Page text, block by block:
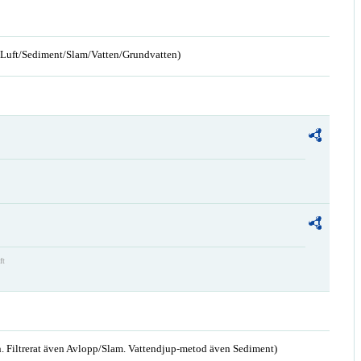
Sediment/Slam/Vatten/Grundvatten)
Filtrerat även Avlopp/Slam. Vattendjup-metod även Sediment)